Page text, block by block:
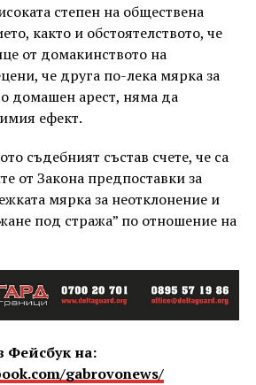
степен на обществена
както и обстоятелството, че
от домакинството на
че друга по-лека мярка за
домашен арест, няма да
ефект.
съдебният състав счете, че са
от Закона предпоставки за
мярка за неотклонение и
под стража” по отношение на
Фейсбук на:
gabrovonews/